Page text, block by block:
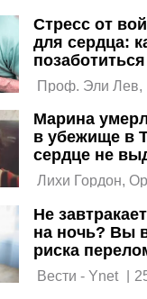
Стресс от
для сердца:
Проф. Эли Лев,
Яакобишвили
Марина
в убежище в
сердце не
Лихи Гордон, Ор
Не
на ночь? Вы
риска
Вести - Ynet |